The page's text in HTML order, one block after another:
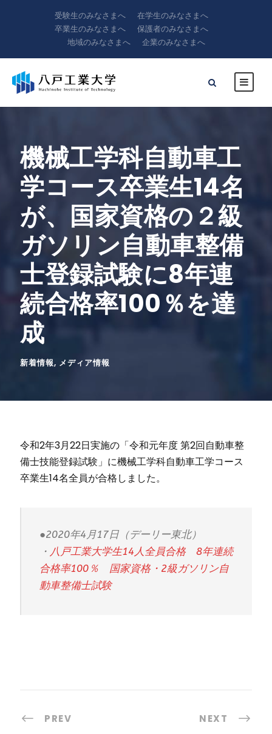
受験生のみなさまへ
在学生のみなさまへ
卒業生のみなさまへ
保護者のみなさまへ
地域のみなさまへ
企業のみなさまへ
機械工学科自動車工
学コース卒業生14名
が、国家資格の２級
ガソリン自動車整備
士登録試験に8年連
続合格率100％を達
成
新着情報, メディア情報
令和2年3月22日実施の「令和元年度 第2回自動車整
備士技能登録試験」に機械工学科自動車工学コース
卒業生14名全員が合格しました。
●2020年4月17日（デーリー東北）
・ 八戸工業大学生14人全員合格 8年連続
合格率100％ 国家資格・2級ガソリン自
動車整備士試験
PREV NEXT